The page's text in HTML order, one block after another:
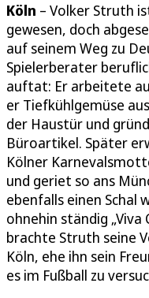
Köln – Volker Struth
gewesen, doch
auf seinem Weg zu
Spielerberater
auftat: Er arbeitete
er Tiefkühlgemüse
der Haustür und
Büroartikel. Später
Kölner
und geriet so ans
ebenfalls einen Schal
ohnehin ständig
brachte Struth seine
Köln, ehe ihn sein
es im Fußball zu